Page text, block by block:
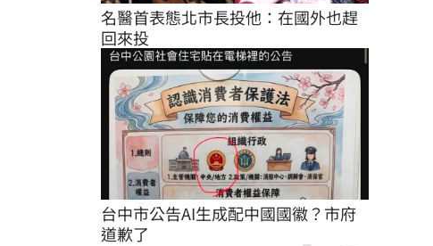
名醫首表態北市長投他：在國外也趕
回來投
台中市公告AI生成配中國國徽？市府
道歉了